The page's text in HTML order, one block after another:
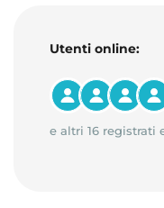
Utenti online:
e altri 16 registrati